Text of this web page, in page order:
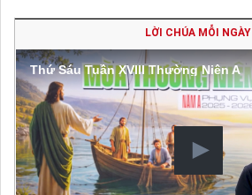
LỜI CHÚA MỖI NGÀY
Thứ Sáu Tuần XVIII Thường Niên A